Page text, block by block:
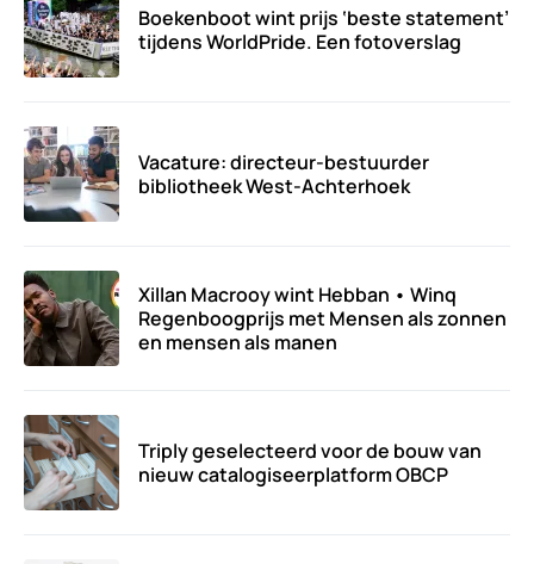
Boekenboot wint prijs ‘beste statement’
tijdens WorldPride. Een fotoverslag
Vacature: directeur-bestuurder
bibliotheek West-Achterhoek
Xillan Macrooy wint Hebban • Winq
Regenboogprijs met Mensen als zonnen
en mensen als manen
Triply geselecteerd voor de bouw van
nieuw catalogiseerplatform OBCP